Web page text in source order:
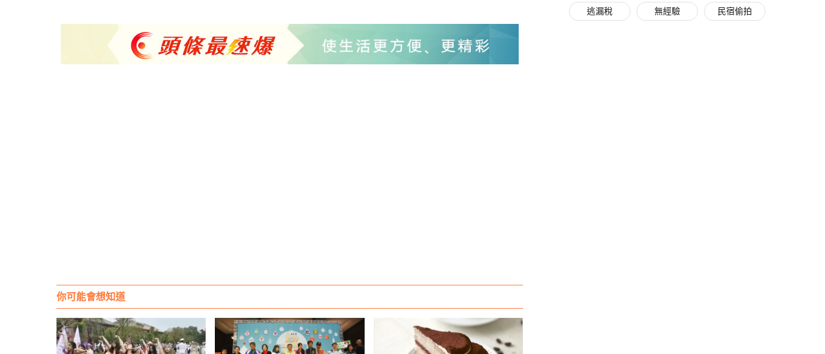
你可能會想知道
逃漏稅 無經驗 民宿偷拍